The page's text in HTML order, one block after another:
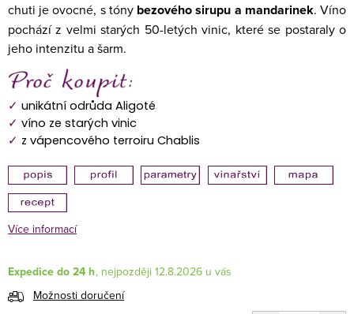
chuti je ovocné, s tóny bezového sirupu a mandarinek. Víno
pochází z velmi starých 50-letých vinic, které se postaraly o
jeho intenzitu a šarm.
✓ unikátní odrůda Aligoté
✓ víno ze starých vinic
✓ z vápencového terroiru Chablis
Více informací
Expedice do 24 h
12.8.2026
Možnosti doručení